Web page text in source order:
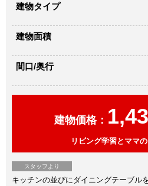
建物タイプ
建物面積
間口/奥行
建物価格：
リビング学習とママ
スタッフより
キッチンの並びにダイニングテーブル